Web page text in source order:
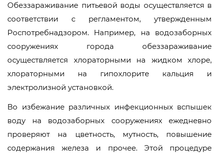
Обеззараживание питьевой воды осуществляется в
соответствии с регламентом, утвержденным
Роспотребнадзором. Например, на водозаборных
сооружениях города обеззараживание
осуществляется хлораторными на жидком хлоре,
хлораторными на гипохлорите кальция и
электролизной установкой.
Во избежание различных инфекционных вспышек
воду на водозаборных сооружениях ежедневно
проверяют на цветность, мутность, повышение
содержания железа и прочее. Этой процедуре